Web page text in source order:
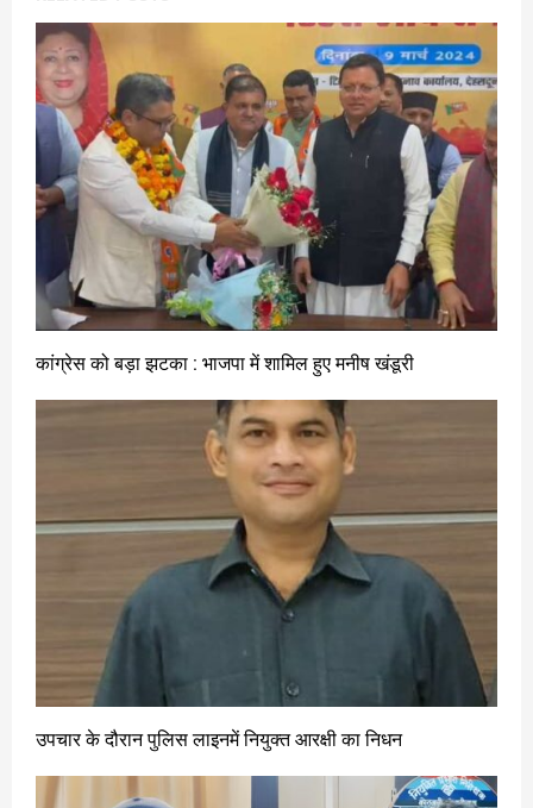
कांग्रेस को बड़ा झटका : भाजपा में शामिल हुए मनीष खंडूरी
उपचार के दौरान पुलिस लाइनमें नियुक्त आरक्षी का निधन